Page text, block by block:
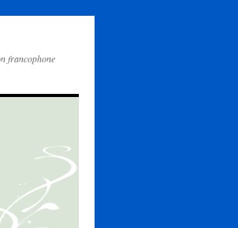
francophone